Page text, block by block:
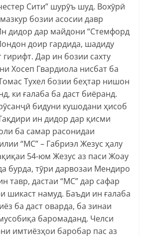
Сити” шурӯъ шуд. Вохӯрӣ
бозии асосии давр
дидор дар майдони “Стемфорд
доир гардида, шадиду
гирифт. Дар ин бозии сахту
Хосеп Гвардиола нисбат ба
Тухел бозии беҳтар нишон
ки ғалаба ба даст биёранд.
бидуни кушодани ҳисоб
ин дидор дар қисми
ба самар расонидаи
“МС” – Габриэл Жезус ҳалу
54-юм Жезус аз паси Жоау
бурда, тӯри дарвозаи Мендиро
тавр, дастаи “МС” дар сафар
шикаст намуд. Баъди ин ғалаба
ба даст оварда, ба зинаи
баромаданд. Челси
имтиёзҳои баробар пас аз